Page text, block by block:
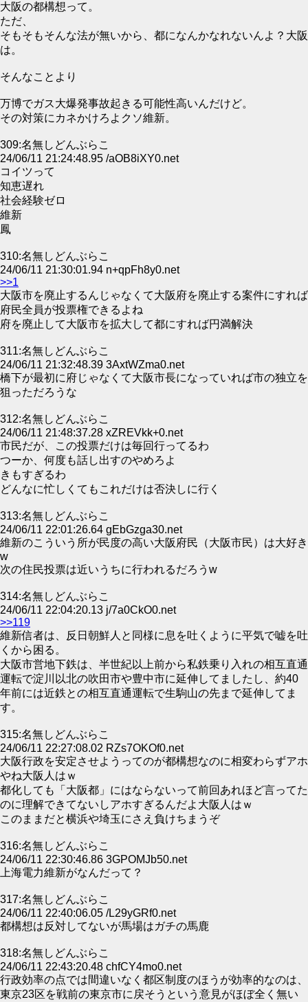
大阪の都構想って。
ただ、
そもそもそんな法が無いから、都になんかなれないんよ？大阪
は。
そんなことより
万博でガス大爆発事故起きる可能性高いんだけど。
その対策にカネかけろよクソ維新。
309:名無しどんぶらこ
24/06/11 21:24:48.95 /aOB8iXY0.net
コイツって
知恵遅れ
社会経験ゼロ
維新
鳳
310:名無しどんぶらこ
24/06/11 21:30:01.94 n+qpFh8y0.net
>>1
大阪市を廃止するんじゃなくて大阪府を廃止する案件にすれば
府民全員が投票権できるよね
府を廃止して大阪市を拡大して都にすれば円満解決
311:名無しどんぶらこ
24/06/11 21:32:48.39 3AxtWZma0.net
橋下が最初に府じゃなくて大阪市長になっていれば市の独立を
狙っただろうな
312:名無しどんぶらこ
24/06/11 21:48:37.28 xZREVkk+0.net
市民だが、この投票だけは毎回行ってるわ
つーか、何度も話し出すのやめろよ
きもすぎるわ
どんなに忙しくてもこれだけは否決しに行く
313:名無しどんぶらこ
24/06/11 22:01:26.64 gEbGzga30.net
維新のこういう所が民度の高い大阪府民（大阪市民）は大好き
w
次の住民投票は近いうちに行われるだろうw
314:名無しどんぶらこ
24/06/11 22:04:20.13 j/7a0CkO0.net
>>119
維新信者は、反日朝鮮人と同様に息を吐くように平気で嘘を吐
くから困る。
大阪市営地下鉄は、半世紀以上前から私鉄乗り入れの相互直通
運転で淀川以北の吹田市や豊中市に延伸してましたし、約40
年前には近鉄との相互直通運転で生駒山の先まで延伸してま
す。
315:名無しどんぶらこ
24/06/11 22:27:08.02 RZs7OKOf0.net
大阪行政を安定させようってのが都構想なのに相変わらずアホ
やね大阪人はｗ
都化しても「大阪都」にはならないって前回あれほど言ってた
のに理解できてないしアホすぎるんだよ大阪人はｗ
このままだと横浜や埼玉にさえ負けちまうぞ
316:名無しどんぶらこ
24/06/11 22:30:46.86 3GPOMJb50.net
上海電力維新がなんだって？
317:名無しどんぶらこ
24/06/11 22:40:06.05 /L29yGRf0.net
都構想は反対してないが馬場はガチの馬鹿
318:名無しどんぶらこ
24/06/11 22:43:20.48 chfCY4mo0.net
行政効率の点では間違いなく都区制度のほうが効率的なのは、
東京23区を戦前の東京市に戻そうという意見がほぼ全く無い